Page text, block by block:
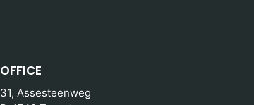
OFFICE
31, Assesteenweg